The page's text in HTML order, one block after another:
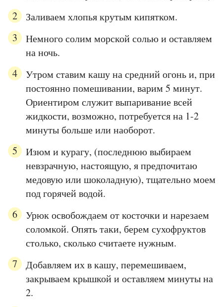
Заливаем хлопья крутым кипятком.
Немного солим морской солью и оставляем
на ночь.
Утром ставим кашу на средний огонь и, при
постоянно помешивании, варим 5 минут.
Ориентиром служит выпаривание всей
жидкости, возможно, потребуется на 1-2
минуты больше или наоборот.
Изюм и курагу, (последнюю выбираем
невзрачную, настоящую, я предпочитаю
медовую или шоколадную), тщательно моем
под горячей водой.
Урюк освобождаем от косточки и нарезаем
соломкой. Опять таки, берем сухофруктов
столько, сколько считаете нужным.
Добавляем их в кашу, перемешиваем,
закрываем крышкой и оставляем минуты на
2.